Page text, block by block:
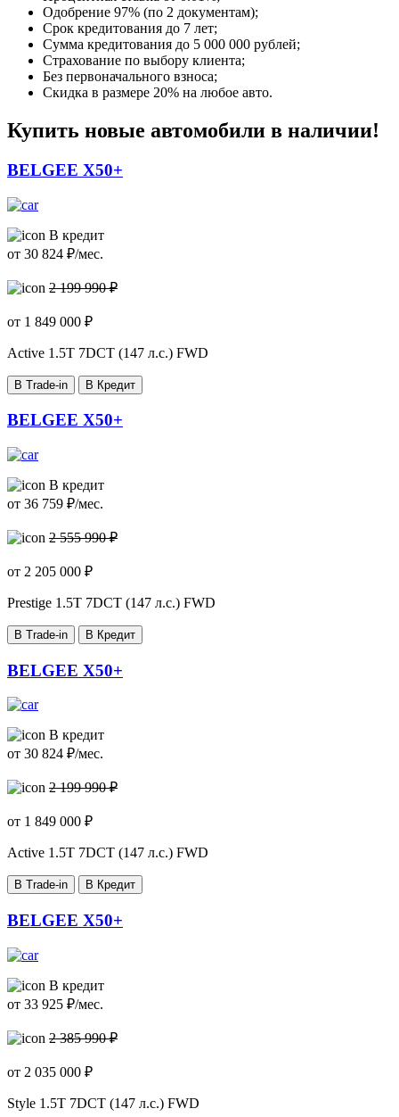
Одобрение 97% (по 2 документам);
Срок кредитования до 7 лет;
Сумма кредитования до 5 000 000 рублей;
Страхование по выбору клиента;
Без первоначального взноса;
Скидка в размере 20% на любое авто.
Купить новые автомобили в наличии!
BELGEE X50+
В кредит
от 30 824 ₽/мес.
2 199 990 ₽
от 1 849 000 ₽
Active 1.5T 7DCT (147 л.с.) FWD
В Trade-in В Кредит
BELGEE X50+
В кредит
от 36 759 ₽/мес.
2 555 990 ₽
от 2 205 000 ₽
Prestige 1.5T 7DCT (147 л.с.) FWD
В Trade-in В Кредит
BELGEE X50+
В кредит
от 30 824 ₽/мес.
2 199 990 ₽
от 1 849 000 ₽
Active 1.5T 7DCT (147 л.с.) FWD
В Trade-in В Кредит
BELGEE X50+
В кредит
от 33 925 ₽/мес.
2 385 990 ₽
от 2 035 000 ₽
Style 1.5T 7DCT (147 л.с.) FWD